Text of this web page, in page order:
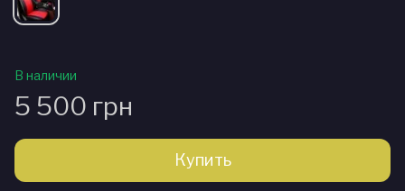
В наличии
5 500 грн
Купить